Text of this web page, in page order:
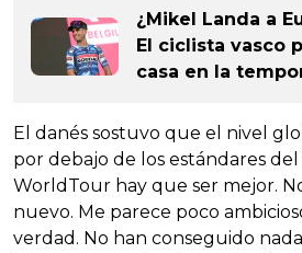
¿Mikel Landa a
El ciclista vasco
casa en la
El danés sostuvo que el nivel
por debajo de los estándares del
WorldTour hay que ser mejor.
nuevo. Me parece poco
verdad. No han conseguido